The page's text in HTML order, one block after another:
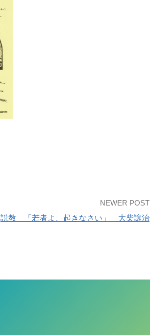
NEWER POST
説教 「若者よ、起きなさい」 大柴譲治